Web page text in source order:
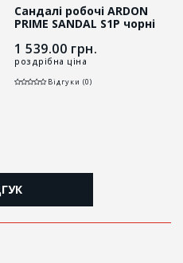
Сандалі робочі ARDON
PRIME SANDAL S1P чорні
1 539.00 грн.
роздрібна ціна
Відгуки (0)